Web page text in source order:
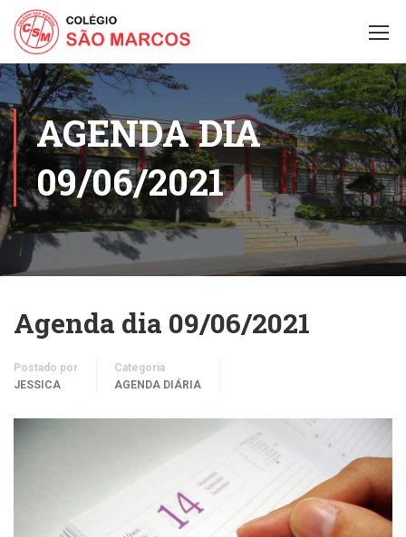
AGENDA DIA
09/06/2021
Agenda dia 09/06/2021
Postado por
JESSICA
Categoria
AGENDA DIÁRIA